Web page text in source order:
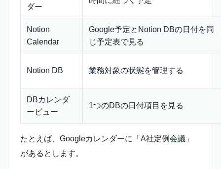
ダー
Notion
Calendar
Google予定とNotion DBの日付を同
じ予定表で見る
Notion DB 業務対象の状態を管理する
DBカレンダ
ービュー
1つのDBの日付項目を見る
たとえば、Googleカレンダーに「A社定例会議」
があるとします。